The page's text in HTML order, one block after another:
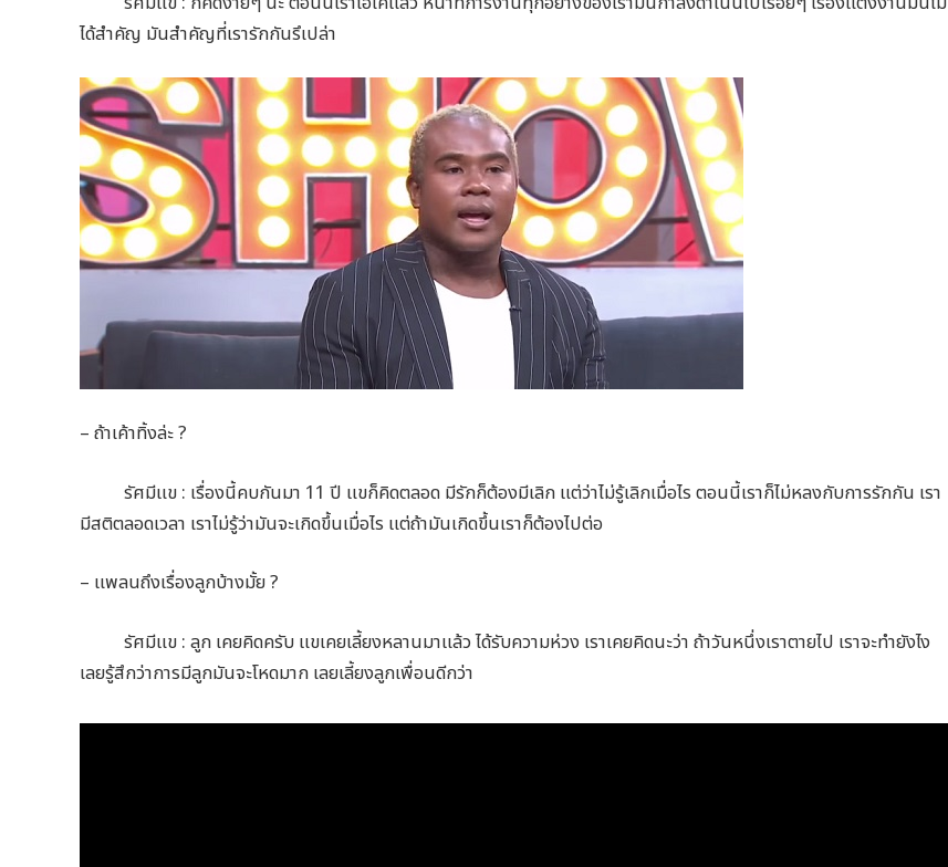
ได้สำคัญ มันสำคัญที่เรารักกันรึเปล่า
– ถ้าเค้าทิ้งล่ะ ?
รัศมีแข : เรื่องนี้คบกันมา 11 ปี แขก็คิดตลอด มีรักก็ต้องมีเลิก แต่ว่าไม่รู้เลิกเมื่อไร ตอนนี้เราก็ไม่หลงกับการรักกัน เรา
มีสติตลอดเวลา เราไม่รู้ว่ามันจะเกิดขึ้นเมื่อไร แต่ถ้ามันเกิดขึ้นเราก็ต้องไปต่อ
– แพลนถึงเรื่องลูกบ้างมั้ย ?
รัศมีแข : ลูก เคยคิดครับ แขเคยเลี้ยงหลานมาแล้ว ได้รับความห่วง เราเคยคิดนะว่า ถ้าวันหนึ่งเราตายไป เราจะทำยังไง
เลยรู้สึกว่าการมีลูกมันจะโหดมาก เลยเลี้ยงลูกเพื่อนดีกว่า